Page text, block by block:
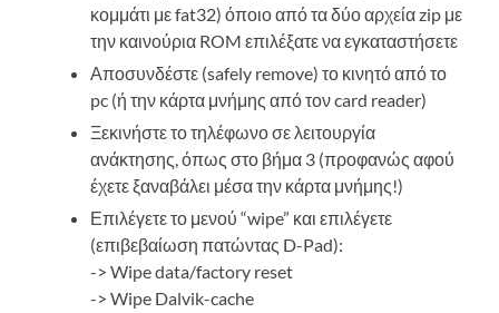
κομμάτι με fat32) όποιο από τα δύο αρχεία zip με
την καινούρια ROM επιλέξατε να εγκαταστήσετε
Αποσυνδέστε (safely remove) το κινητό από το
pc (ή την κάρτα μνήμης από τον card reader)
Ξεκινήστε το τηλέφωνο σε λειτουργία
ανάκτησης, όπως στο βήμα 3 (προφανώς αφού
έχετε ξαναβάλει μέσα την κάρτα μνήμης!)
Επιλέγετε το μενού “wipe” και επιλέγετε
(επιβεβαίωση πατώντας D-Pad):
-> Wipe data/factory reset
-> Wipe Dalvik-cache